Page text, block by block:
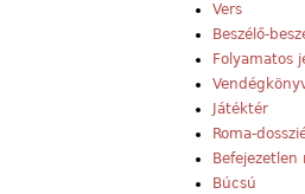
Vers
Beszélő-
Folyamatos
Játéktér
Roma-
Befejezetlen
Búcsú